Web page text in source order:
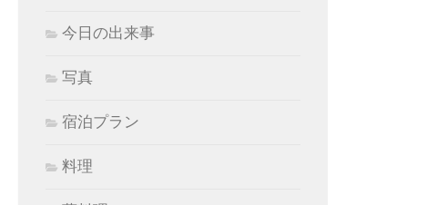
今日の出来事
写真
宿泊プラン
料理